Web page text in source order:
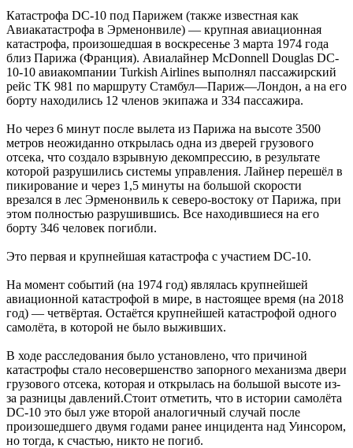
Катастрофа DC-10 под Парижем (также известная как
Авиакатастрофа в Эрменонвиле) — крупная авиационная
катастрофа, произошедшая в воскресенье 3 марта 1974 года
близ Парижа (Франция). Авиалайнер McDonnell Douglas DC-
10-10 авиакомпании Turkish Airlines выполнял пассажирский
рейс TK 981 по маршруту Стамбул—Париж—Лондон, а на его
борту находились 12 членов экипажа и 334 пассажира.
Но через 6 минут после вылета из Парижа на высоте 3500
метров неожиданно открылась одна из дверей грузового
отсека, что создало взрывную декомпрессию, в результате
которой разрушились системы управления. Лайнер перешёл в
пикирование и через 1,5 минуты на большой скорости
врезался в лес Эрменонвиль к северо-востоку от Парижа, при
этом полностью разрушившись. Все находившиеся на его
борту 346 человек погибли.
Это первая и крупнейшая катастрофа с участием DC-10.
На момент событий (на 1974 год) являлась крупнейшей
авиационной катастрофой в мире, в настоящее время (на 2018
год) — четвёртая. Остаётся крупнейшей катастрофой одного
самолёта, в которой не было выживших.
В ходе расследования было установлено, что причиной
катастрофы стало несовершенство запорного механизма двери
грузового отсека, которая и открылась на большой высоте из-
за разницы давлений.Стоит отметить, что в истории самолёта
DC-10 это был уже второй аналогичный случай после
произошедшего двумя годами ранее инцидента над Уинсором,
но тогда, к счастью, никто не погиб.